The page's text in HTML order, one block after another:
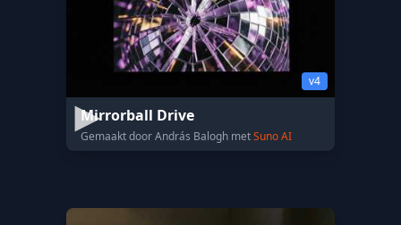
v4
Mirrorball Drive
Gemaakt door András Balogh metSuno AI